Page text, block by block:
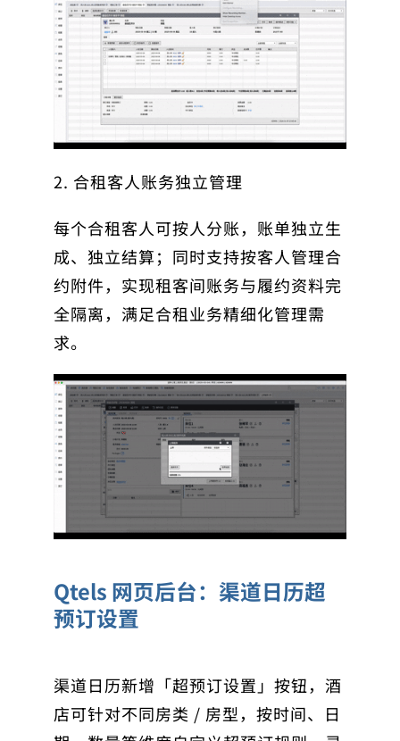
2. 合租客人账务独立管理
每个合租客人可按人分账，账单独立生
成、独立结算；同时支持按客人管理合
约附件，实现租客间账务与履约资料完
全隔离，满足合租业务精细化管理需
求。
Qtels 网页后台：渠道日历超
预订设置
渠道日历新增 「超预订设置」 按钮，酒
店可针对不同房类 / 房型，按时间、日